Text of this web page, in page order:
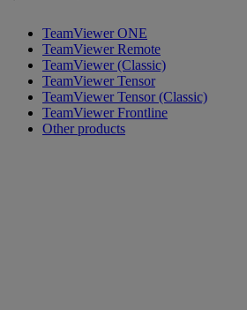
TeamViewer ONE
TeamViewer Remote
TeamViewer (Classic)
TeamViewer Tensor
TeamViewer Tensor (Classic)
TeamViewer Frontline
Other products